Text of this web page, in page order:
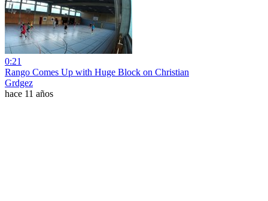
0:21
Rango Comes Up with Huge Block on Christian
Grdgez
hace 11 años